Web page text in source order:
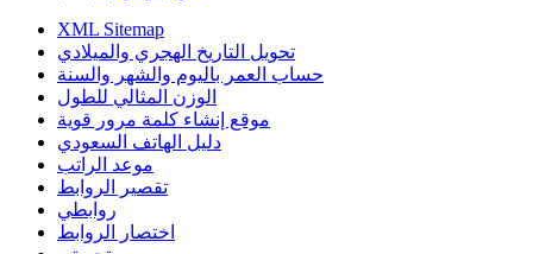
XML Sitemap
تحويل التاريخ الهجري والميلادي
حساب العمر باليوم والشهر والسنة
الوزن المثالي للطول
موقع إنشاء كلمة مرور قوية
دليل الهاتف السعودي
موعد الراتب
تقصير الروابط
روابطي
اختصار الروابط